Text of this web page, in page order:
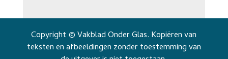
Copyright © Vakblad Onder Glas. Kopiëren van
teksten en afbeeldingen zonder toestemming van